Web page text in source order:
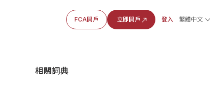
FCA開戶 立即開戶 登入 繁體中文
相關詞典